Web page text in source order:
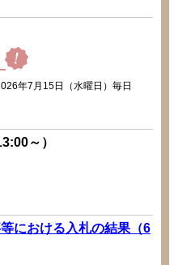
年7月15日（水曜日）毎日
～）
における入札の結果（6